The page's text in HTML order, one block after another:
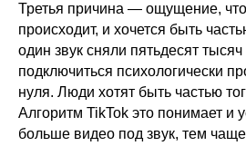
Третья причина — ощущение,
происходит, и хочется быть
один звук сняли пятьдесят
подключиться психологически
нуля. Люди хотят быть частью
Алгоритм TikTok это понимает и
больше видео под звук, тем